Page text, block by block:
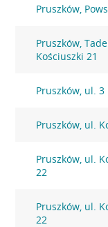
Pruszków,
Pruszków,
Kościuszki 21
Pruszków, ul.
Pruszków, ul.
Pruszków, ul.
22
Pruszków, ul.
22